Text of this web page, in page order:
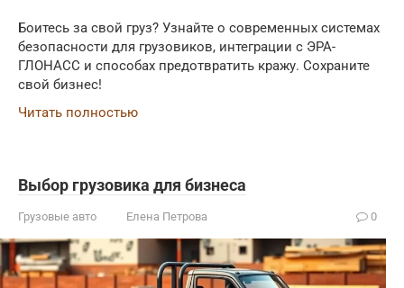
Боитесь за свой груз? Узнайте о современных системах
безопасности для грузовиков, интеграции с ЭРА-
ГЛОНАСС и способах предотвратить кражу. Сохраните
свой бизнес!
Читать полностью
Выбор грузовика для бизнеса
Грузовые авто Елена Петрова 0